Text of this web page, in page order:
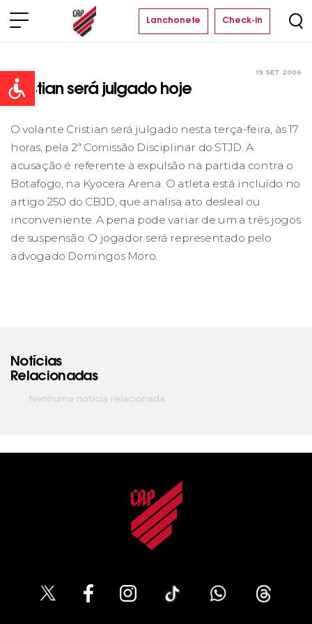
Open toolbar
Lanchonete Check-in
19 SET 2006
Cristian será julgado hoje
O volante Cristian será julgado nesta terça-feira, às 17
horas, pela 2ª Comissão Disciplinar do STJD. A
acusação é referente à expulsão na partida contra o
Botafogo, na Kyocera Arena. O atleta está incluído no
artigo 250 do CBJD, que analisa ato desleal ou
inconveniente. A pena pode variar de um a três jogos
de suspensão. O jogador será representado pelo
advogado Domingos Moro.
Notícias
Relacionadas
Nenhuma notícia relacionada